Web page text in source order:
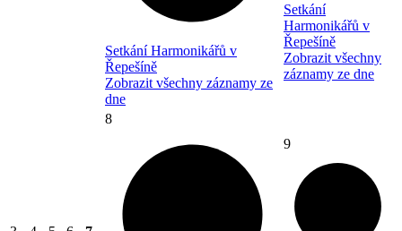
Setkání Harmonikářů v
Řepešíně
Zobrazit všechny záznamy ze
dne
Setkání
Harmonikářů v
Řepešíně
Zobrazit všechny
záznamy ze dne
8
9